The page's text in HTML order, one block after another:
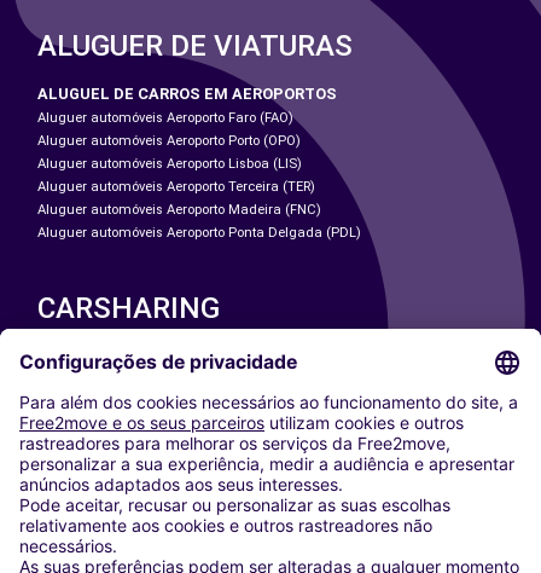
ALUGUER DE VIATURAS
ALUGUEL DE CARROS EM AEROPORTOS
Aluguer automóveis Aeroporto Faro (FAO)
Aluguer automóveis Aeroporto Porto (OPO)
Aluguer automóveis Aeroporto Lisboa (LIS)
Aluguer automóveis Aeroporto Terceira (TER)
Aluguer automóveis Aeroporto Madeira (FNC)
Aluguer automóveis Aeroporto Ponta Delgada (PDL)
CARSHARING
NOSSAS CIDADES
Washington DC
Milan
Rome
Turin
Vienna
Berlin
Cologne
Dusseldorf